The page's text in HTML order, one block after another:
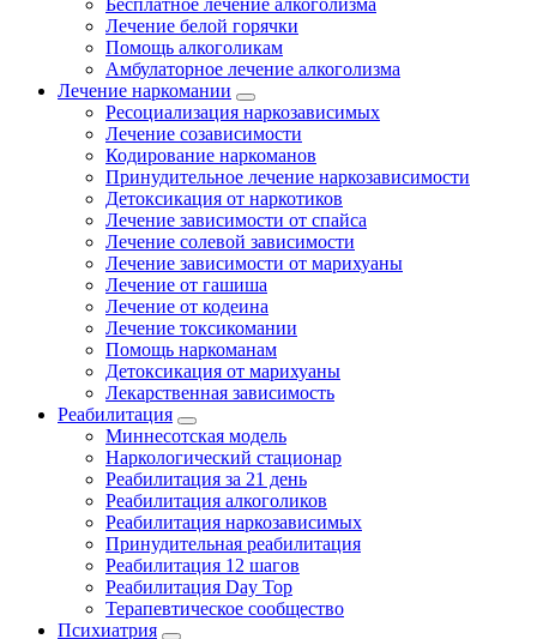
Бесплатное лечение алкоголизма
Лечение белой горячки
Помощь алкоголикам
Амбулаторное лечение алкоголизма
Лечение наркомании
Ресоциализация наркозависимых
Лечение созависимости
Кодирование наркоманов
Принудительное лечение наркозависимости
Детоксикация от наркотиков
Лечение зависимости от спайса
Лечение солевой зависимости
Лечение зависимости от марихуаны
Лечение от гашиша
Лечение от кодеина
Лечение токсикомании
Помощь наркоманам
Детоксикация от марихуаны
Лекарственная зависимость
Реабилитация
Миннесотская модель
Наркологический стационар
Реабилитация за 21 день
Реабилитация алкоголиков
Реабилитация наркозависимых
Принудительная реабилитация
Реабилитация 12 шагов
Реабилитация Day Top
Терапевтическое сообщество
Психиатрия